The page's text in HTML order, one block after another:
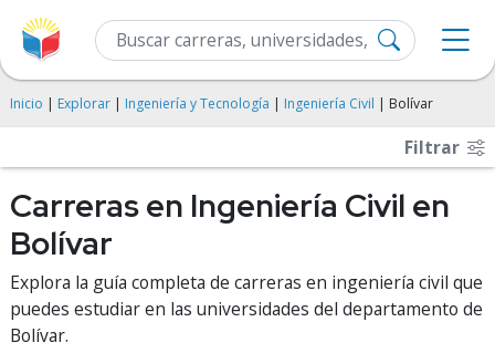
Inicio | Explorar | Ingeniería y Tecnología | Ingeniería Civil | Bolívar
Filtrar
Carreras en Ingeniería Civil en
Bolívar
Explora la guía completa de carreras en ingeniería civil que
puedes estudiar en las universidades del departamento de
Bolívar.